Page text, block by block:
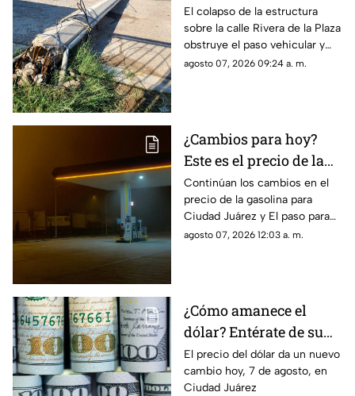
concreto tras
TORMENTAS y bloquea
calles en Ciudad Juárez
El colapso de la estructura
sobre la calle Rivera de la Plaza
obstruye el paso vehicular y
mantiene en alerta a los
agosto 07, 2026 09:24 a. m.
¿Cambios para hoy?
Este es el precio de la
gasolina para Ciudad
Juárez y El Paso
Continúan los cambios en el
precio de la gasolina para
Ciudad Juárez y El paso para
hoy, 7 de agosto
agosto 07, 2026 12:03 a. m.
¿Cómo amanece el
dólar? Entérate de su
precio hoy, 7 de agosto,
en Ciudad Juárez
El precio del dólar da un nuevo
cambio hoy, 7 de agosto, en
Ciudad Juárez